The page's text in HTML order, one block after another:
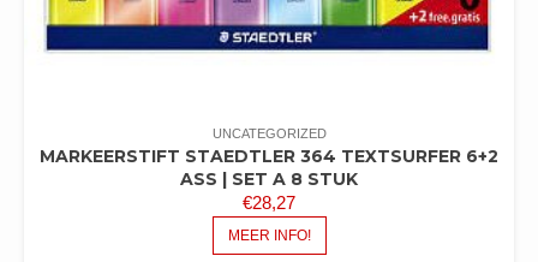
UNCATEGORIZED
MARKEERSTIFT STAEDTLER 364 TEXTSURFER 6+2
ASS | SET A 8 STUK
€28,27
MEER INFO!